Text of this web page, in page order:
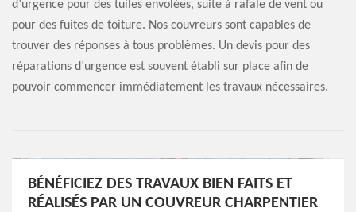
d’urgence pour des tuiles envolées, suite à rafale de vent ou
pour des fuites de toiture. Nos couvreurs sont capables de
trouver des réponses à tous problèmes. Un devis pour des
réparations d’urgence est souvent établi sur place afin de
pouvoir commencer immédiatement les travaux nécessaires.
BÉNÉFICIEZ DES TRAVAUX BIEN FAITS ET
RÉALISÉS PAR UN COUVREUR CHARPENTIER